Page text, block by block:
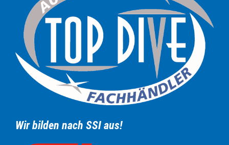
Wir bilden nach SSI aus!